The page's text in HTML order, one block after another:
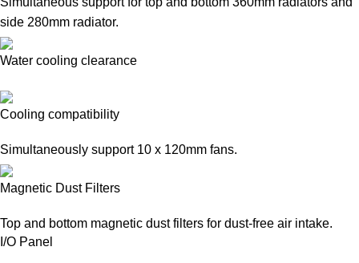
side 280mm radiator.
Water cooling clearance
Cooling compatibility
Simultaneously support 10 x 120mm fans.
Magnetic Dust Filters
Top and bottom magnetic dust filters for dust-free air intake.
I/O Panel